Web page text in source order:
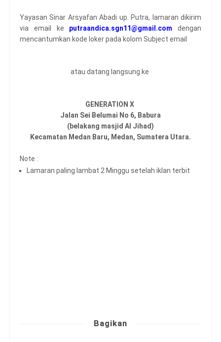
Yayasan Sinar Arsyafan Abadi up. Putra, lamaran dikirim
via email ke putraandica.sgn11@gmail.com dengan
mencantumkan kode loker pada kolom Subject email
atau datang langsung ke
GENERATION X
Jalan Sei Belumai No 6, Babura
(belakang masjid Al Jihad)
Kecamatan Medan Baru, Medan, Sumatera Utara.
Note :
Lamaran paling lambat 2 Minggu setelah iklan terbit
Bagikan